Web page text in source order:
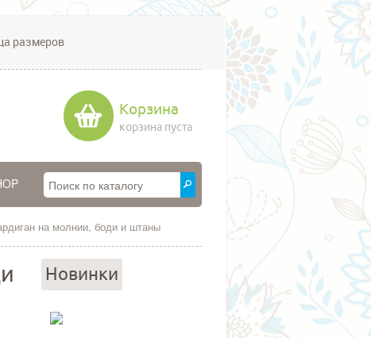
размеров
Корзина
корзина пуста
на молнии, боди и штаны
Новинки